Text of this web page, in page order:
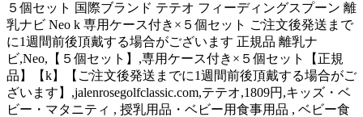
５個セット 国際ブランド テテオ フィーディングスプーン 離
乳ナビ Neo k 専用ケース付き×５個セット ご注文後発送まで
に1週間前後頂戴する場合がございます 正規品 離乳ナ
ビ,Neo,【５個セット】,専用ケース付き×５個セット【正規
品】【k】【ご注文後発送までに1週間前後頂戴する場合がご
ざいます】,jalenrosegolfclassic.com,テテオ,1809円,キッズ・ベ
ビー・マタニティ , 授乳用品・ベビー用食事用品 , ベビー食